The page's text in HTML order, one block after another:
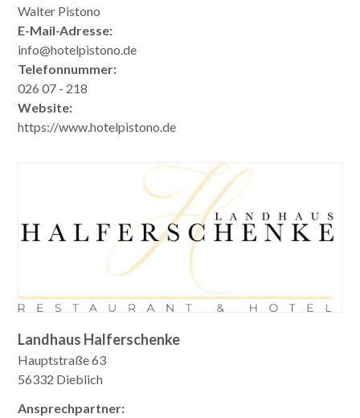
Walter Pistono
E-Mail-Adresse:
info@hotelpistono.de
Telefonnummer:
026 07 - 218
Website:
https://www.hotelpistono.de
Landhaus Halferschenke
Hauptstraße 63
56332 Dieblich
Ansprechpartner: